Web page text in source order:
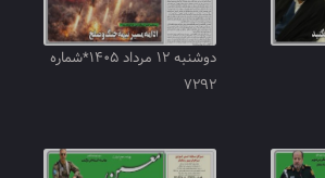
دوشنبه ۱۲ مرداد ۱۴۰۵*شماره
۷۲۹۲